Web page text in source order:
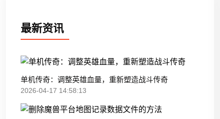
最新资讯
单机传奇：调整英雄血量，重新塑造战斗传奇
2026-04-17 14:58:13